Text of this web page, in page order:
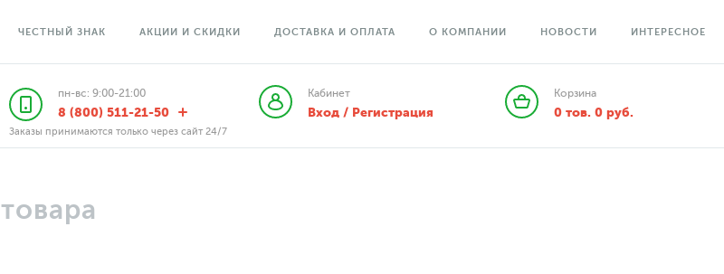
ЧЕСТНЫЙ ЗНАК АКЦИИ И СКИДКИ ДОСТАВКА И ОПЛАТА О КОМПАНИИ НОВОСТИ ИНТЕРЕСНОЕ
пн-вс: 9:00-21:00
8 (800) 511-21-50
Заказы принимаются только через сайт 24/7
Кабинет
Вход / Регистрация
Корзина
0 тов. 0руб.
товара